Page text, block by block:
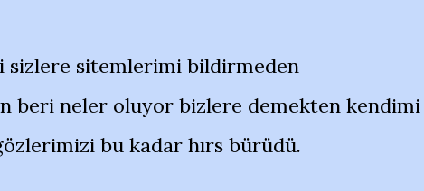
sizlere sitemlerimi bildirmeden
beri neler oluyor bizlere demekten kendimi
bu kadar hırs bürüdü.